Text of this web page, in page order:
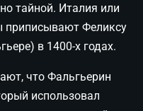
тайной. Италия или
приписывают Феликсу
в 1400-х годах.
что Фальгьерин
использовал